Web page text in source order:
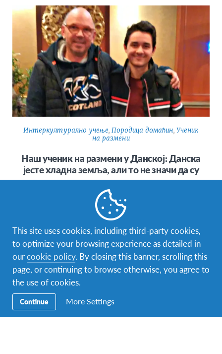
Интеркултурално учење,Породица домаћин, Ученик
на размени
Наш ученик на размени у Данској: Данска
јесте хладна земља, али то не значи да су
хладни и људи
Ја сам Андрија и имам 17 година. Одабрао сам Данску
за програм размене, и досада се нисам уопште покајао.
У…
фејсбукинстаграм
This site uses cookies, including third-party cookies,
to optimize your browsing experience as detailed in
ourcookie policy. By closing this banner, scrolling this
page, or continuing to browse otherwise, you agree to
the use of cookies.
Continue More Settings